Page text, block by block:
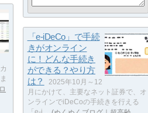
「e-iDeCo」で手続
きがオンライン
に！どんな手続き
ができる？やり方
は？
2025年10月～12
月にかけて、主要なネット証券で、オ
ンラインでiDeCoの手続きを行える